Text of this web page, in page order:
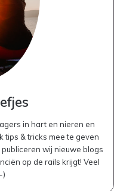
in hart en nieren en
tips & tricks mee te geven
wij nieuwe blogs
op de rails krijgt! Veel
)